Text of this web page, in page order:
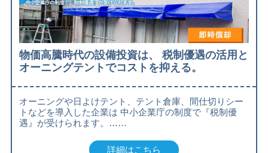
物価高騰時代の設備投資は、 税制優遇の活用と
オーニングテントでコストを抑える。
オーニングや日よけテント、テント倉庫、間仕切りシー
トなどを導入した企業は 中小企業庁の制度で『税制優
遇』が受けられます。……
詳細はこちら